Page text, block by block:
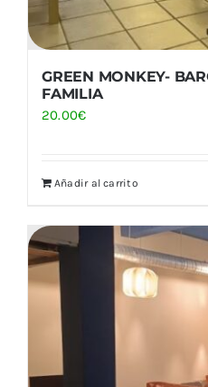
GREEN MONKEY-
FAMILIA
20.00€
Añadir al carrito